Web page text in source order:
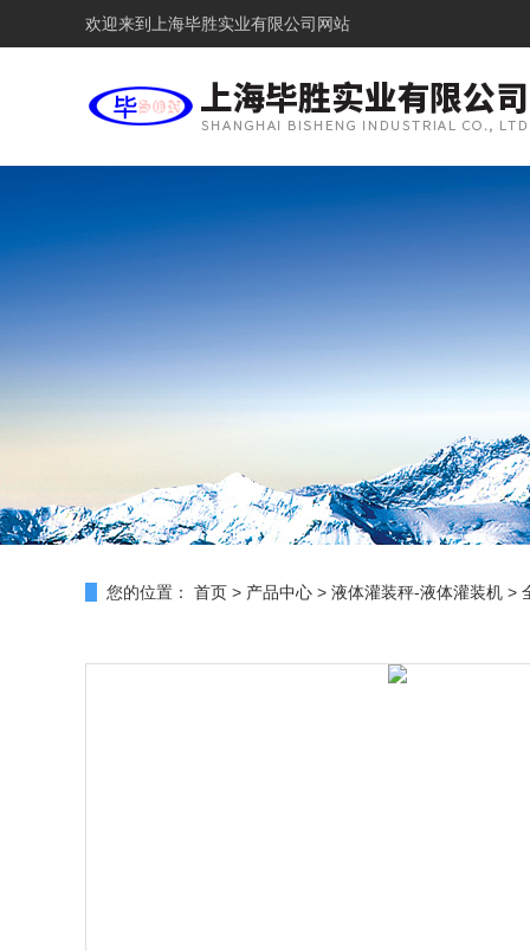
欢迎来到 上海毕胜实业有限公司网站
您的位置： 首页 > 产品中心 > 液体灌装秤-液体灌装机 >